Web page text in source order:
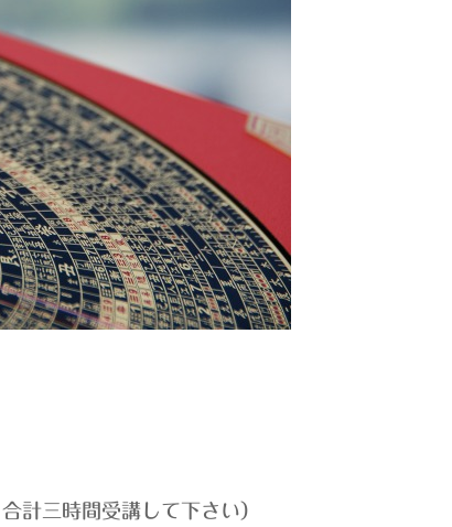
計三時間受講して下さい）